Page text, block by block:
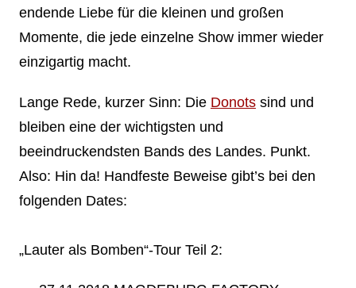
endende Liebe für die kleinen und großen
Momente, die jede einzelne Show immer wieder
einzigartig macht.
Lange Rede, kurzer Sinn: Die Donotssind und
bleiben eine der wichtigsten und
beeindruckendsten Bands des Landes. Punkt.
Also: Hin da! Handfeste Beweise gibt’s bei den
folgenden Dates:
„Lauter als Bomben“-Tour Teil 2: